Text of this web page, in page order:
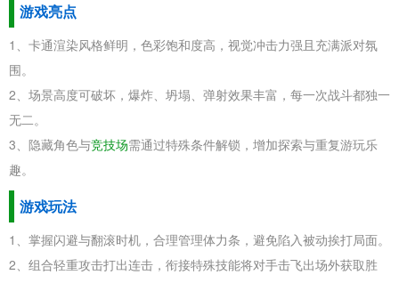
游戏亮点
1、卡通渲染风格鲜明，色彩饱和度高，视觉冲击力强且充满派对氛
围。
2、场景高度可破坏，爆炸、坍塌、弹射效果丰富，每一次战斗都独一
无二。
3、隐藏角色与竞技场需通过特殊条件解锁，增加探索与重复游玩乐
趣。
游戏玩法
1、掌握闪避与翻滚时机，合理管理体力条，避免陷入被动挨打局面。
2、组合轻重攻击打出连击，衔接特殊技能将对手击飞出场外获取胜